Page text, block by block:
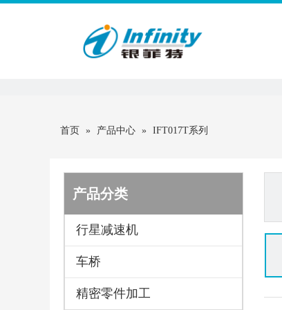
首页 » 产品中心 » IFT017T系列
产品分类
行星减速机
车桥
精密零件加工